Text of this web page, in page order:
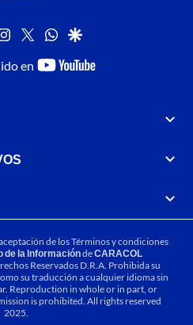
instagram
twitterwhatsapp
google
en
youtube-
de losTérminos y condiciones
de la InformacióndeCARACOL
Reservados D.R.A. Prohibida su
su traducción a cualquier idioma sin
Reproduction in whole or in part, or
is prohibited. All rights reserved
2025.